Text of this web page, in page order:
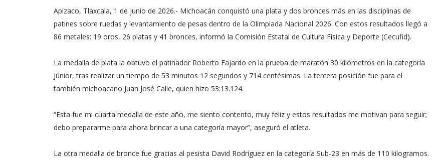
Apizaco, Tlaxcala, 1 de junio de 2026.- Michoacán conquistó una plata y dos bronces más en las disciplinas de
patines sobre ruedas y levantamiento de pesas dentro de la Olimpiada Nacional 2026. Con estos resultados llegó a
86 metales: 19 oros, 26 platas y 41 bronces, informó la Comisión Estatal de Cultura Física y Deporte (Cecufid).
La medalla de plata la obtuvo el patinador Roberto Fajardo en la prueba de maratón 30 kilómetros en la categoría
Júnior, tras realizar un tiempo de 53 minutos 12 segundos y 714 centésimas. La tercera posición fue para el
también michoacano Juan José Calle, quien hizo 53:13.124.
“Esta fue mi cuarta medalla de este año, me siento contento, muy feliz y estos resultados me motivan para seguir;
debo prepararme para ahora brincar a una categoría mayor”, aseguró el atleta.
La otra medalla de bronce fue gracias al pesista David Rodríguez en la categoría Sub-23 en más de 110 kilogramos.